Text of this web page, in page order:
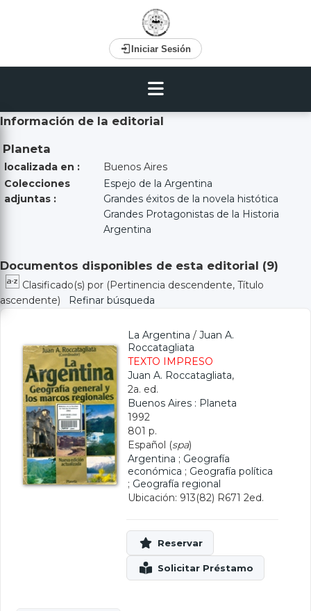
Iniciar Sesión
Información de la editorial
Planeta
localizada en :
Buenos Aires
Colecciones
adjuntas :
Espejo de la Argentina
Grandes éxitos de la novela histótica
Grandes Protagonistas de la Historia
Argentina
Documentos disponibles de esta editorial (9)
Clasificado(s) por (Pertinencia descendente, Título
ascendente)
Refinar búsqueda
La Argentina / Juan A.
Roccatagliata
TEXTO IMPRESO
Juan A. Roccatagliata,
2a. ed.
Buenos Aires : Planeta
1992
801 p.
Español (spa)
Argentina ; Geografía
económica ; Geografía política
; Geografía regional
Ubicación: 913(82) R671 2ed.